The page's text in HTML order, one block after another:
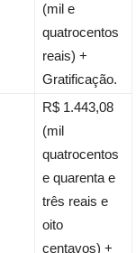
(mil e
quatrocentos
reais) +
Gratificação.
R$ 1.443,08
(mil
quatrocentos
e quarenta e
três reais e
oito
centavos) +